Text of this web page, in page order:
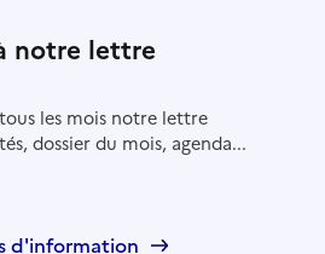
notre lettre
les mois notre lettre
dossier du mois, agenda...
d'information